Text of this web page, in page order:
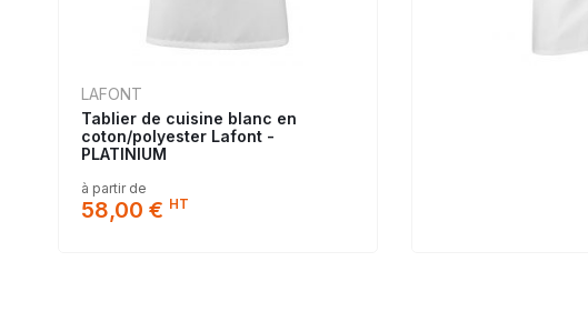
LAFONT
Tablier de cuisine blanc en
coton/polyester Lafont -
PLATINIUM
à partir de
58,00 € HT